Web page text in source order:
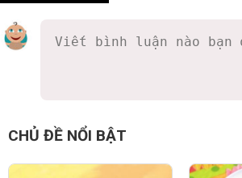
CHỦ ĐỀ NỔI BẬT